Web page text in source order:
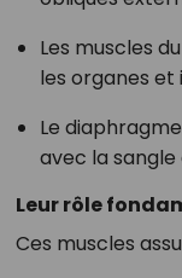
Les muscles
les organes
Le
avec la
Leur rôle
Ces muscles